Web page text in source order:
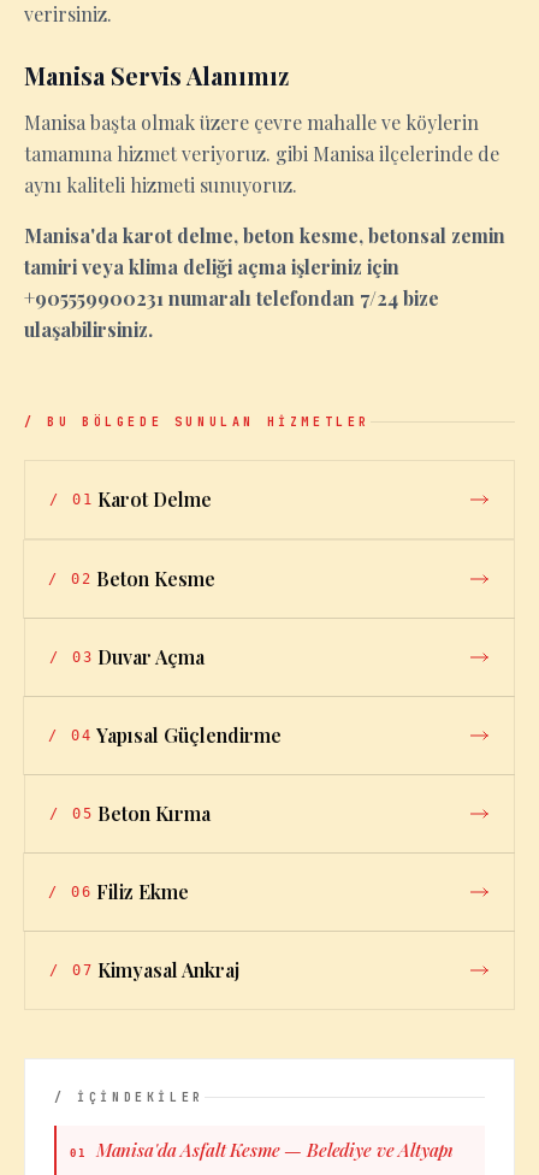
verirsiniz.
Manisa Servis Alanımız
Manisa başta olmak üzere çevre mahalle ve köylerin
tamamına hizmet veriyoruz. gibi Manisa ilçelerinde de
aynı kaliteli hizmeti sunuyoruz.
Manisa'da karot delme, beton kesme, betonsal zemin
tamiri veya klima deliği açma işleriniz için
+905559900231 numaralı telefondan 7/24 bize
ulaşabilirsiniz.
/ BU BÖLGEDE SUNULAN HİZMETLER
/ 01 Karot Delme
/ 02 Beton Kesme
/ 03 Duvar Açma
/ 04 Yapısal Güçlendirme
/ 05 Beton Kırma
/ 06 Filiz Ekme
/ 07 Kimyasal Ankraj
/ İÇİNDEKİLER
01 Manisa'da Asfalt Kesme — Belediye ve Altyapı